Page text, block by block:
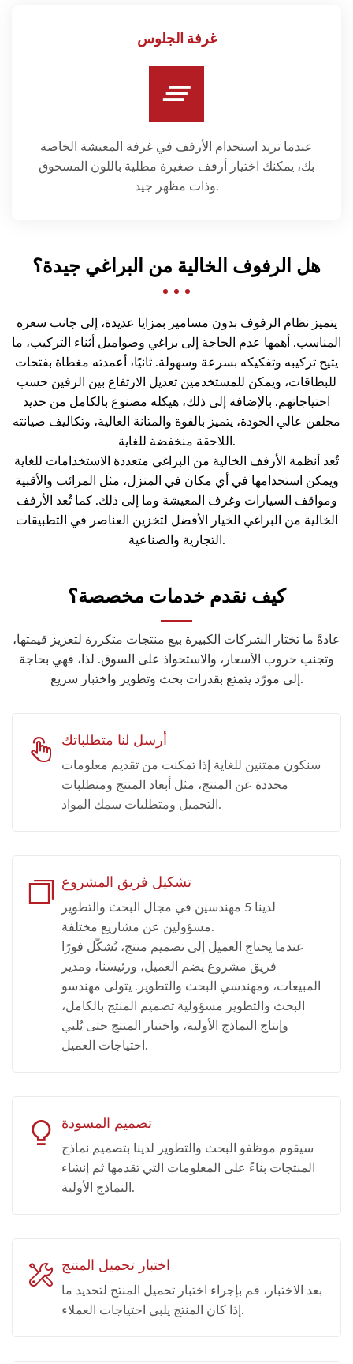
غرفة الجلوس
عندما تريد استخدام الأرفف في غرفة المعيشة الخاصة
بك، يمكنك اختيار أرفف صغيرة مطلية باللون المسحوق
وذات مظهر جيد.
هل الرفوف الخالية من البراغي جيدة؟
يتميز نظام الرفوف بدون مسامير بمزايا عديدة، إلى جانب سعره
المناسب. أهمها عدم الحاجة إلى براغي وصواميل أثناء التركيب، ما
يتيح تركيبه وتفكيكه بسرعة وسهولة. ثانيًا، أعمدته مغطاة بفتحات
للبطاقات، ويمكن للمستخدمين تعديل الارتفاع بين الرفين حسب
احتياجاتهم. بالإضافة إلى ذلك، هيكله مصنوع بالكامل من حديد
مجلفن عالي الجودة، يتميز بالقوة والمتانة العالية، وتكاليف صيانته
اللاحقة منخفضة للغاية.
تُعد أنظمة الأرفف الخالية من البراغي متعددة الاستخدامات للغاية
ويمكن استخدامها في أي مكان في المنزل، مثل المرائب والأقبية
ومواقف السيارات وغرف المعيشة وما إلى ذلك. كما تُعد الأرفف
الخالية من البراغي الخيار الأفضل لتخزين العناصر في التطبيقات
التجارية والصناعية.
كيف نقدم خدمات مخصصة؟
عادةً ما تختار الشركات الكبيرة بيع منتجات متكررة لتعزيز قيمتها،
وتجنب حروب الأسعار، والاستحواذ على السوق. لذا، فهي بحاجة
إلى مورّد يتمتع بقدرات بحث وتطوير واختبار سريع.
أرسل لنا متطلباتك
سنكون ممتنين للغاية إذا تمكنت من تقديم معلومات
محددة عن المنتج، مثل أبعاد المنتج ومتطلبات
التحميل ومتطلبات سمك المواد.
تشكيل فريق المشروع
لدينا 5 مهندسين في مجال البحث والتطوير
مسؤولين عن مشاريع مختلفة.
عندما يحتاج العميل إلى تصميم منتج، نُشكّل فورًا
فريق مشروع يضم العميل، ورئيسنا، ومدير
المبيعات، ومهندسي البحث والتطوير. يتولى مهندسو
البحث والتطوير مسؤولية تصميم المنتج بالكامل،
وإنتاج النماذج الأولية، واختبار المنتج حتى يُلبي
احتياجات العميل.
تصميم المسودة
سيقوم موظفو البحث والتطوير لدينا بتصميم نماذج
المنتجات بناءً على المعلومات التي تقدمها ثم إنشاء
النماذج الأولية.
اختبار تحميل المنتج
بعد الاختبار، قم بإجراء اختبار تحميل المنتج لتحديد ما
إذا كان المنتج يلبي احتياجات العملاء.